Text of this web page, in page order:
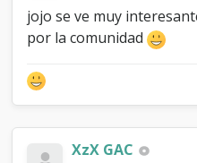
jojo se ve muy
por la comunidad
XzX GAC